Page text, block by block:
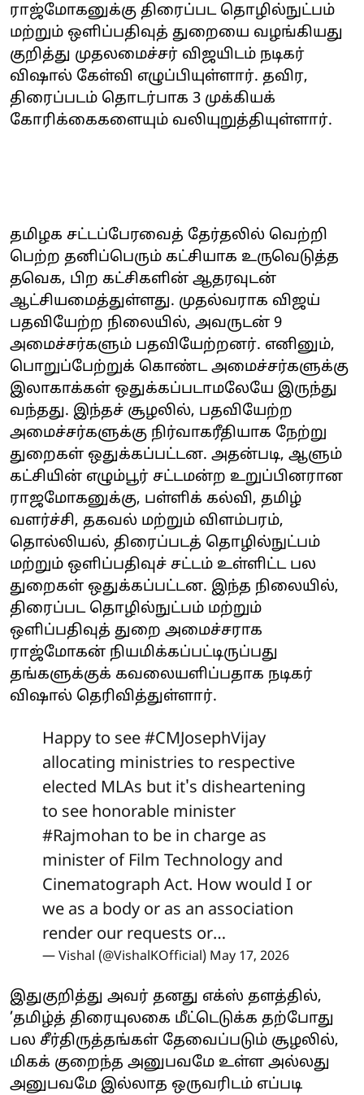
ராஜ்மோகனுக்கு திரைப்பட தொழில்நுட்பம்
மற்றும் ஒளிப்பதிவுத் துறையை வழங்கியது
குறித்து முதலமைச்சர் விஜயிடம் நடிகர்
விஷால் கேள்வி எழுப்பியுள்ளார். தவிர,
திரைப்படம் தொடர்பாக 3 முக்கியக்
கோரிக்கைகளையும் வலியுறுத்தியுள்ளார்.
தமிழக சட்டப்பேரவைத் தேர்தலில் வெற்றி
பெற்ற தனிப்பெரும் கட்சியாக உருவெடுத்த
தவெக, பிற கட்சிகளின் ஆதரவுடன்
ஆட்சியமைத்துள்ளது. முதல்வராக விஜய்
பதவியேற்ற நிலையில், அவருடன் 9
அமைச்சர்களும் பதவியேற்றனர். எனினும்,
பொறுப்பேற்றுக் கொண்ட அமைச்சர்களுக்கு
இலாகாக்கள் ஒதுக்கப்படாமலேயே இருந்து
வந்தது. இந்தச் சூழலில், பதவியேற்ற
அமைச்சர்களுக்கு நிர்வாகரீதியாக நேற்று
துறைகள் ஒதுக்கப்பட்டன. அதன்படி, ஆளும்
கட்சியின் எழும்பூர் சட்டமன்ற உறுப்பினரான
ராஜமோகனுக்கு, பள்ளிக் கல்வி, தமிழ்
வளர்ச்சி, தகவல் மற்றும் விளம்பரம்,
தொல்லியல், திரைப்படத் தொழில்நுட்பம்
மற்றும் ஒளிப்பதிவுச் சட்டம் உள்ளிட்ட பல
துறைகள் ஒதுக்கப்பட்டன. இந்த நிலையில்,
திரைப்பட தொழில்நுட்பம் மற்றும்
ஒளிப்பதிவுத் துறை அமைச்சராக
ராஜ்மோகன் நியமிக்கப்பட்டிருப்பது
தங்களுக்குக் கவலையளிப்பதாக நடிகர்
விஷால் தெரிவித்துள்ளார்.
Happy to see #CMJosephVijay
allocating ministries to respective
elected MLAs but it's disheartening
to see honorable minister
#Rajmohan to be in charge as
minister of Film Technology and
Cinematograph Act. How would I or
we as a body or as an association
render our requests or…
— Vishal (@VishalKOfficial) May 17, 2026
இதுகுறித்து அவர் தனது எக்ஸ் தளத்தில்,
’தமிழ்த் திரையுலகை மீட்டெடுக்க தற்போது
பல சீர்திருத்தங்கள் தேவைப்படும் சூழலில்,
மிகக் குறைந்த அனுபவமே உள்ள அல்லது
அனுபவமே இல்லாத ஒருவரிடம் எப்படி